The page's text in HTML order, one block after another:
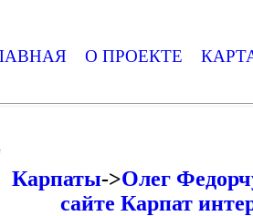
О ПРОЕКТЕ
Карпаты->Олег
сайте Карпат